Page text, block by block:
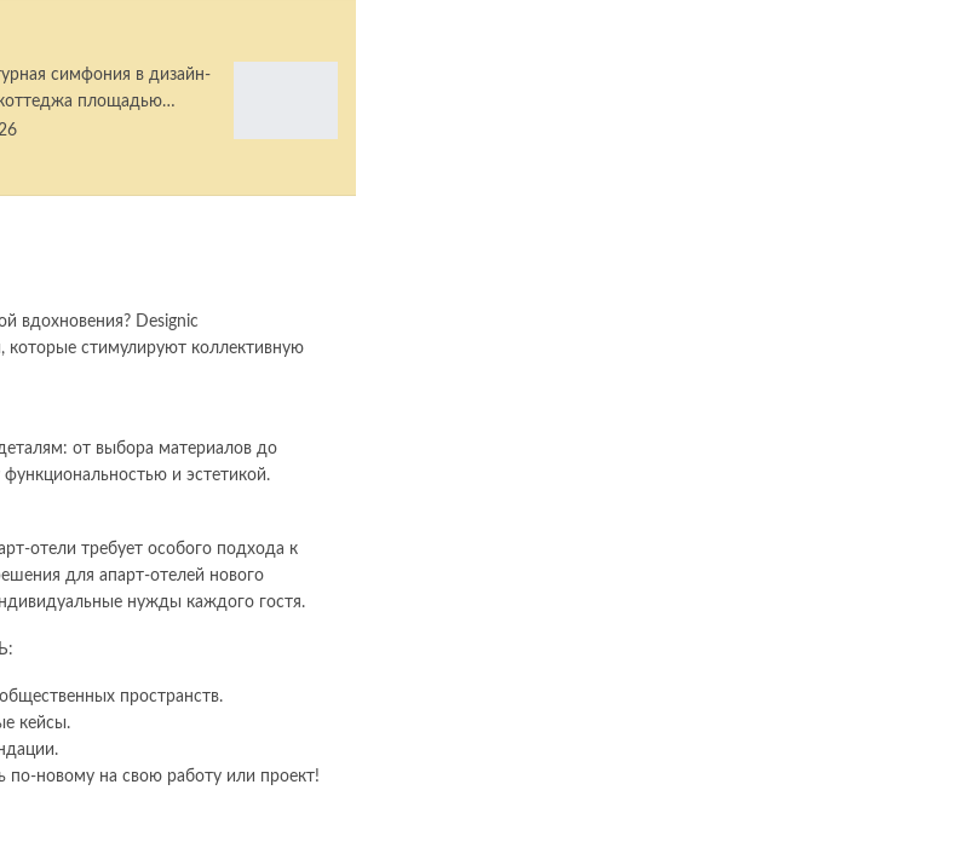
симфония в дизайн-
площадью…
вдохновения? Designic
стимулируют коллективную
от выбора материалов до
и эстетикой.
отели требует особого подхода к
для апарт-отелей нового
нужды каждого гостя.
пространств.
кейсы.
по-новому на свою работу или проект!